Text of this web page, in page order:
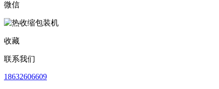
微信
收藏
联系我们
18632606609